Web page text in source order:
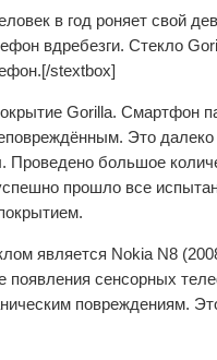
в год роняет свой
вдребезги. Стекло
stextbox]
Gorilla. Смартфон
Это
большое
прошло все
является Nokia N8
появления сенсорных
повреждениям.